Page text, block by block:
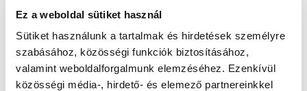
Ez a weboldal sütiket használ
Sütiket használunk a tartalmak és hirdetések személyre
szabásához, közösségi funkciók biztosításához,
valamint weboldalforgalmunk elemzéséhez. Ezenkívül
közösségi média-, hirdető- és elemező partnereinkkel
KATEGÓRIA
Adatvédelem
Adózás
Bejelentővédelem